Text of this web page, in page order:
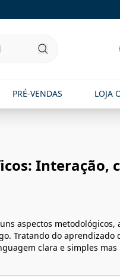
PRÉ-VENDAS LOJA
Interação,
aspectos metodológicos,
Tratando do aprendizado
clara e simples mas